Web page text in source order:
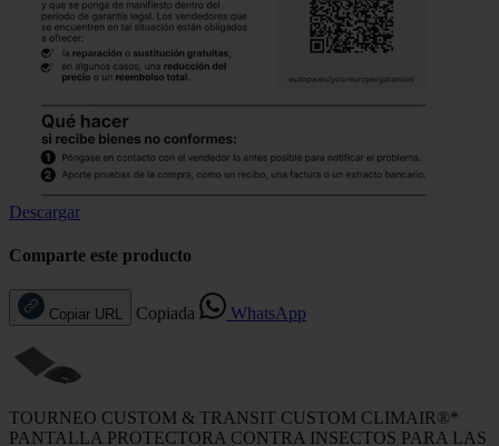
Descargar
Comparte este producto
Copiar URL Copiada WhatsApp
TOURNEO CUSTOM & TRANSIT CUSTOM CLIMAIR®*
PANTALLA PROTECTORA CONTRA INSECTOS PARA LAS